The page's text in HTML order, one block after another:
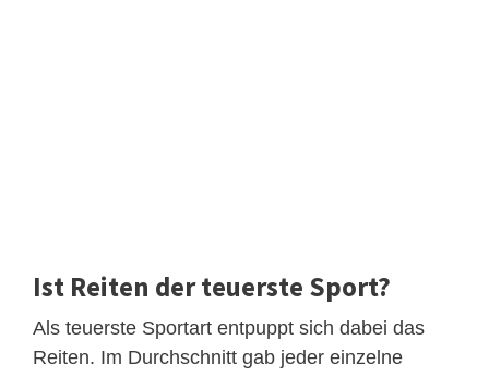
Ist Reiten der teuerste Sport?
Als teuerste Sportart entpuppt sich dabei das
Reiten. Im Durchschnitt gab jeder einzelne